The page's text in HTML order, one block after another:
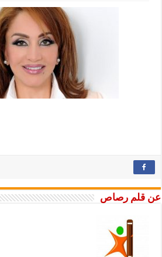
عن قلم رصاص